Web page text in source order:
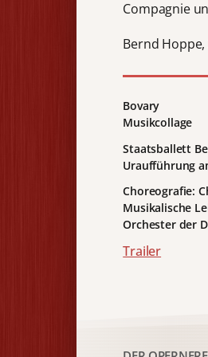
Compagnie
Bernd
Bovary
Musikcollage
Staatsballett
Uraufführung
Choreografie:
Musikalische
Orchester der
Trailer